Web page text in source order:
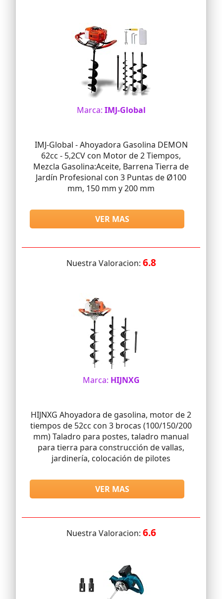
Marca: IMJ-Global
IMJ-Global - Ahoyadora Gasolina DEMON
62cc - 5,2CV con Motor de 2 Tiempos,
Mezcla Gasolina:Aceite, Barrena Tierra de
Jardín Profesional con 3 Puntas de Ø100
mm, 150 mm y 200 mm
VER MAS
Nuestra Valoracion: 6.8
Marca: HIJNXG
HIJNXG Ahoyadora de gasolina, motor de 2
tiempos de 52cc con 3 brocas (100/150/200
mm) Taladro para postes, taladro manual
para tierra para construcción de vallas,
jardinería, colocación de pilotes
VER MAS
Nuestra Valoracion: 6.6